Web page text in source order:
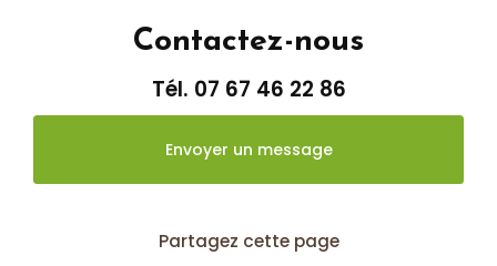
Contactez-nous
Tél. 07 67 46 22 86
Envoyer un message
Partagez cette page